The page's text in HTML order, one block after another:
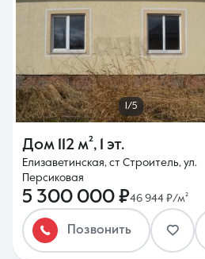
1/5
Дом 112 м², 1 эт.
Елизаветинская, ст Строитель, ул.
Персиковая
5 300 000 ₽46 944 ₽/м²
Позвонить